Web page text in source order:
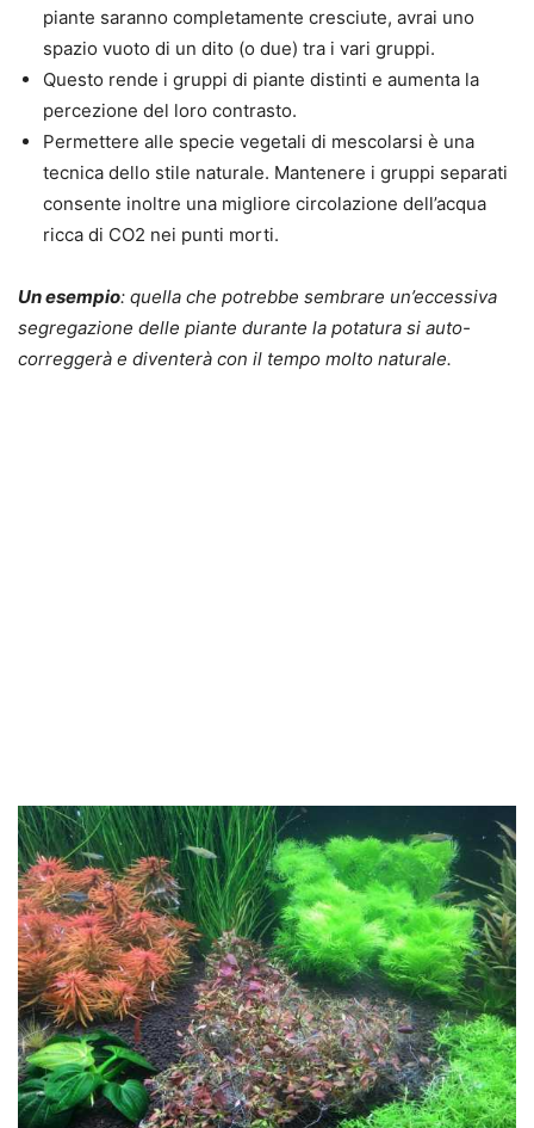
piante saranno completamente cresciute, avrai uno
spazio vuoto di un dito (o due) tra i vari gruppi.
Questo rende i gruppi di piante distinti e aumenta la
percezione del loro contrasto.
Permettere alle specie vegetali di mescolarsi è una
tecnica dello stile naturale. Mantenere i gruppi separati
consente inoltre una migliore circolazione dell’acqua
ricca di CO2 nei punti morti.
Un esempio: quella che potrebbe sembrare un’eccessiva
segregazione delle piante durante la potatura si auto-
correggerà e diventerà con il tempo molto naturale.